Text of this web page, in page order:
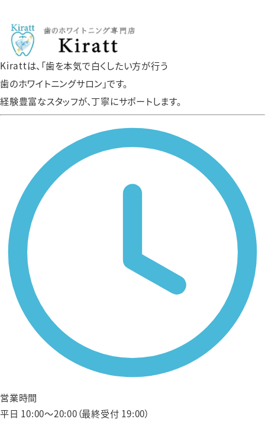
Kirattは、「歯を本気で白くしたい方が行う
歯のホワイトニングサロン」です。
経験豊富なスタッフが、丁寧にサポートします。
営業時間
平日 10:00〜20:00（最終受付 19:00）